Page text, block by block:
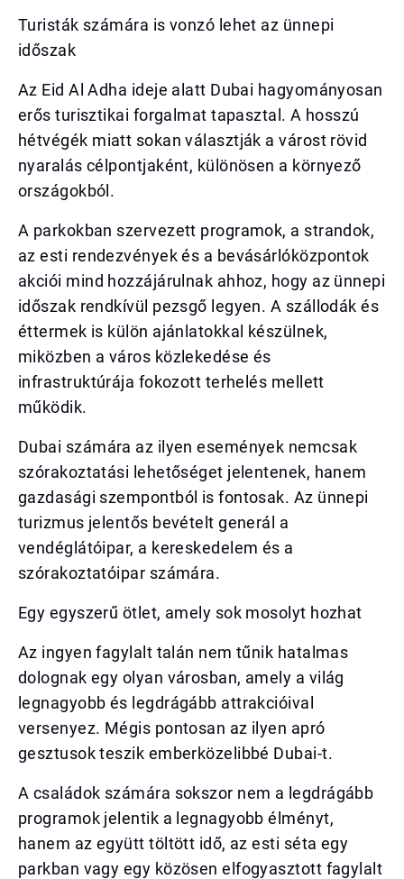
Turisták számára is vonzó lehet az ünnepi
időszak
Az Eid Al Adha ideje alatt Dubai hagyományosan
erős turisztikai forgalmat tapasztal. A hosszú
hétvégék miatt sokan választják a várost rövid
nyaralás célpontjaként, különösen a környező
országokból.
A parkokban szervezett programok, a strandok,
az esti rendezvények és a bevásárlóközpontok
akciói mind hozzájárulnak ahhoz, hogy az ünnepi
időszak rendkívül pezsgő legyen. A szállodák és
éttermek is külön ajánlatokkal készülnek,
miközben a város közlekedése és
infrastruktúrája fokozott terhelés mellett
működik.
Dubai számára az ilyen események nemcsak
szórakoztatási lehetőséget jelentenek, hanem
gazdasági szempontból is fontosak. Az ünnepi
turizmus jelentős bevételt generál a
vendéglátóipar, a kereskedelem és a
szórakoztatóipar számára.
Egy egyszerű ötlet, amely sok mosolyt hozhat
Az ingyen fagylalt talán nem tűnik hatalmas
dolognak egy olyan városban, amely a világ
legnagyobb és legdrágább attrakcióival
versenyez. Mégis pontosan az ilyen apró
gesztusok teszik emberközelibbé Dubai-t.
A családok számára sokszor nem a legdrágább
programok jelentik a legnagyobb élményt,
hanem az együtt töltött idő, az esti séta egy
parkban vagy egy közösen elfogyasztott fagylalt